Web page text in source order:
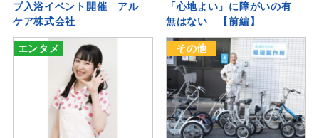
ブ入浴イベント開催 アル
ケア株式会社
「心地よい」に障がいの有
無はない 【前編】
エンタメ その他